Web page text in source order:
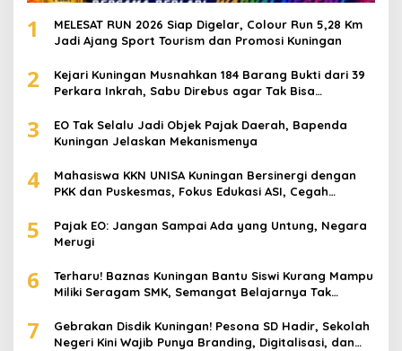
1
MELESAT RUN 2026 Siap Digelar, Colour Run 5,28 Km
Jadi Ajang Sport Tourism dan Promosi Kuningan
2
Kejari Kuningan Musnahkan 184 Barang Bukti dari 39
Perkara Inkrah, Sabu Direbus agar Tak Bisa
3
EO Tak Selalu Jadi Objek Pajak Daerah, Bapenda
Kuningan Jelaskan Mekanismenya
4
Mahasiswa KKN UNISA Kuningan Bersinergi dengan
PKK dan Puskesmas, Fokus Edukasi ASI, Cegah
5
Pajak EO: Jangan Sampai Ada yang Untung, Negara
Merugi
6
Terharu! Baznas Kuningan Bantu Siswi Kurang Mampu
Miliki Seragam SMK, Semangat Belajarnya Tak
7
Gebrakan Disdik Kuningan! Pesona SD Hadir, Sekolah
Negeri Kini Wajib Punya Branding, Digitalisasi, dan